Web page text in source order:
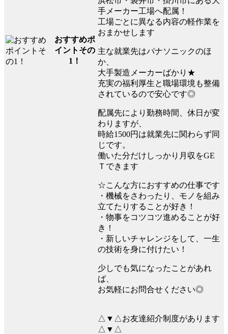
おすすめポ
イントその
1！
手メーカー工場へ配属！
工場ごとに異なる内容の軽作業を
おまかせします
主な就業先はパナソニックのほ
か、
大手製造メーカーばかり★
充実の福利厚生と職場環境も整備
されているので安心です◎
配属先により勤務時間、休日が変
わりますが、
時給1500円は就業先に関わらず同
じです。
働いた分だけしっかり月収をGE
Ｔできます
☆こんな方におすすめの仕事です
・機械をさわったり、モノを組み
立てたりすることが好き！
・物事をコツコツ進めることが好
き！
・新しいチャレンジをして、一生
の技術を身に付けたい！
少しでも気になったことがあれ
ば、
お気軽にお問合せください◎
△▼△お友達紹介制度があります
△▼△